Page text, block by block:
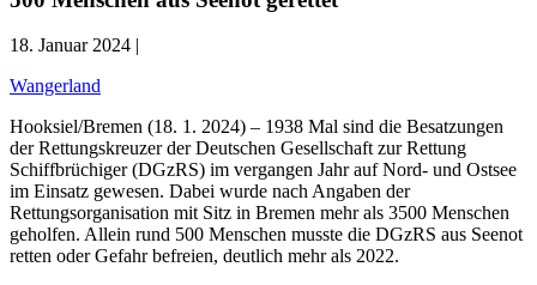
18. Januar 2024 |
Wangerland
Hooksiel/Bremen (18. 1. 2024) – 1938 Mal sind die Besatzungen
der Rettungskreuzer der Deutschen Gesellschaft zur Rettung
Schiffbrüchiger (DGzRS) im vergangen Jahr auf Nord- und Ostsee
im Einsatz gewesen. Dabei wurde nach Angaben der
Rettungsorganisation mit Sitz in Bremen mehr als 3500 Menschen
geholfen. Allein rund 500 Menschen musste die DGzRS aus Seenot
retten oder Gefahr befreien, deutlich mehr als 2022.